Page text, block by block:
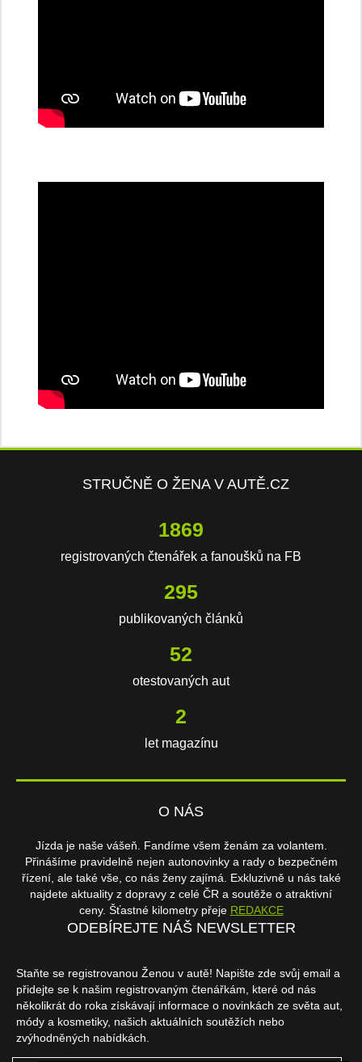
STRUČNĚ O ŽENA V AUTĚ.CZ
2850
registrovaných čtenářek a fanoušků na FB
450
publikovaných článků
79
otestovaných aut
3
let magazínu
O NÁS
Jízda je naše vášeň. Fandíme všem ženám za volantem.
Přinášíme pravidelně nejen autonovinky a rady o bezpečném
řízení, ale také vše, co nás ženy zajímá. Exkluzivně u nás také
najdete aktuality z dopravy z celé ČR a soutěže o atraktivní
ceny. Šťastné kilometry přeje REDAKCE
ODEBÍREJTE NÁŠ NEWSLETTER
Staňte se registrovanou Ženou v autě! Napište zde svůj email a
přidejte se k našim registrovaným čtenářkám, které od nás
několikrát do roka získávají informace o novinkách ze světa aut,
módy a kosmetiky, našich aktuálních soutěžích nebo
zvýhodněných nabídkách.